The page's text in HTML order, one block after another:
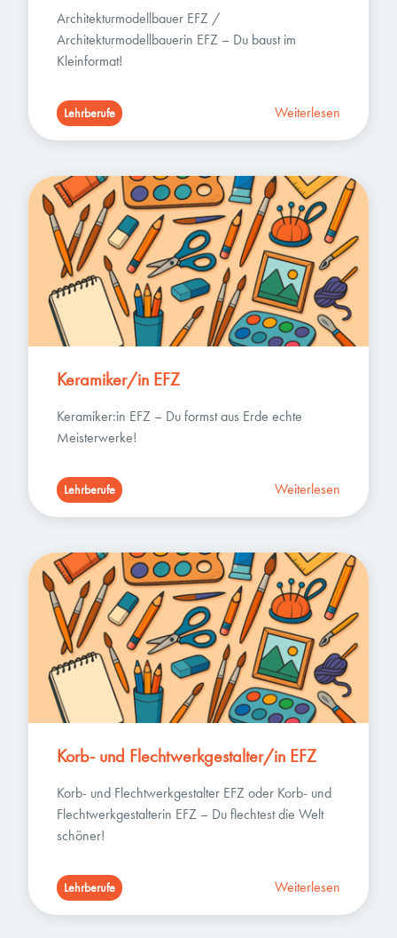
Architekturmodellbauer EFZ /
Architekturmodellbauerin EFZ – Du baust im
Kleinformat!
Lehrberufe Weiterlesen
Keramiker/in EFZ
Keramiker:in EFZ – Du formst aus Erde echte
Meisterwerke!
Lehrberufe Weiterlesen
Korb- und Flechtwerkgestalter/in EFZ
Korb- und Flechtwerkgestalter EFZ oder Korb- und
Flechtwerkgestalterin EFZ – Du flechtest die Welt
schöner!
Lehrberufe Weiterlesen